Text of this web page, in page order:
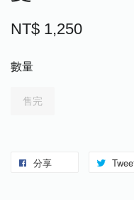
NT$ 1,250
數量
售完
分享